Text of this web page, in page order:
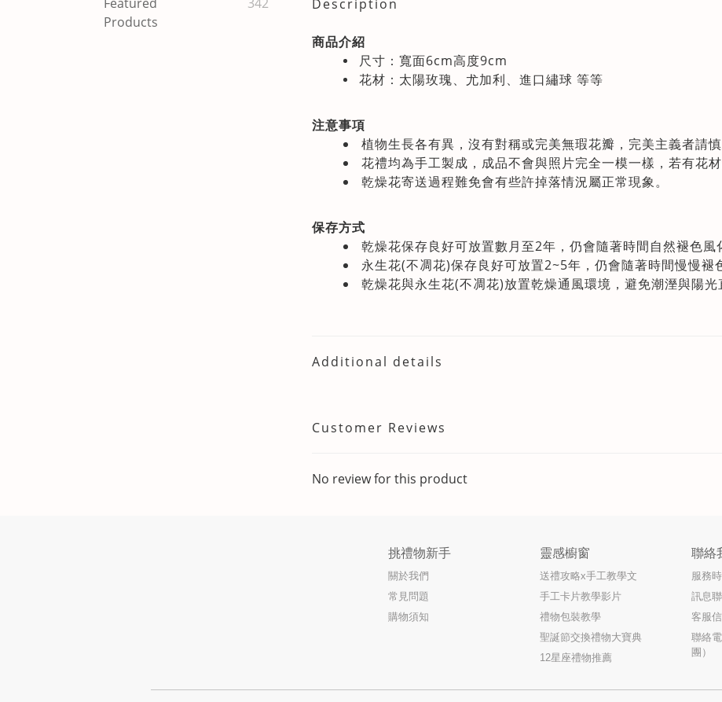
Products
Description
商品介紹
尺寸：寬面6cm高度9cm
花材：太陽玫瑰、尤加利、進口繡球 等等
注意事項
植物生長各有異，沒有對稱或完美無瑕花瓣，完美主義者請慎
花禮均為手工製成，成品不會與照片完全一模一樣，若有花
乾燥花寄送過程難免會有些許掉落情況屬正常現象。
保存方式
乾燥花保存良好可放置數月至2年，仍會隨著時間自然褪色風
永生花(不凋花)保存良好可放置2~5年，仍會隨著時間慢慢褪
乾燥花與永生花(不凋花)放置乾燥通風環境，避免潮溼與陽光
Additional details
Customer Reviews
No review for this product
挑禮物新手
關於我們
常見問題
購物須知
靈感櫥窗
送禮攻略x手工教學文
手工卡片教學影片
禮物包裝教學
聖誕節交換禮物大寶典
12星座禮物推薦
聯絡
服務
訊息
客服
聯絡
團）